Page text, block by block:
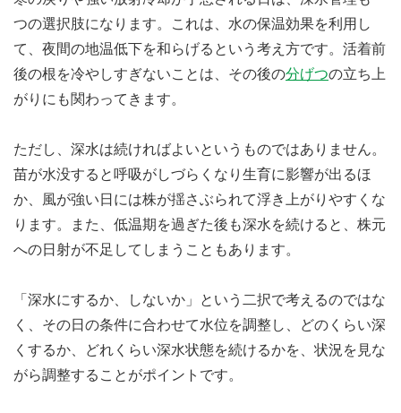
つの選択肢になります。これは、水の保温効果を利用し
て、夜間の地温低下を和らげるという考え方です。活着前
後の根を冷やしすぎないことは、その後の分げつの立ち上
がりにも関わってきます。
ただし、深水は続ければよいというものではありません。
苗が水没すると呼吸がしづらくなり生育に影響が出るほ
か、風が強い日には株が揺さぶられて浮き上がりやすくな
ります。また、低温期を過ぎた後も深水を続けると、株元
への日射が不足してしまうこともあります。
「深水にするか、しないか」という二択で考えるのではな
く、その日の条件に合わせて水位を調整し、どのくらい深
くするか、どれくらい深水状態を続けるかを、状況を見な
がら調整することがポイントです。